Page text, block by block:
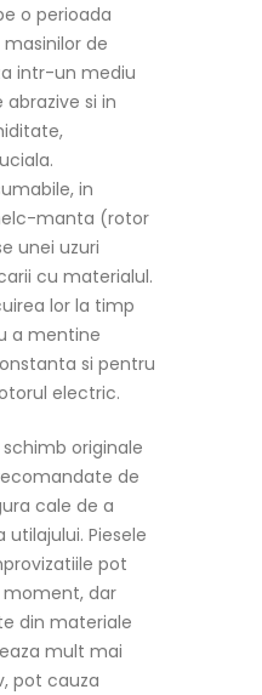
o perioada
de
intr-un mediu
si in
in
manta (rotor
unei uzuri
cu materialul.
lor la timp
a mentine
si pentru
electric.
originale
de
cale de a
Piesele
pot
dar
din materiale
mult mai
pot cauza